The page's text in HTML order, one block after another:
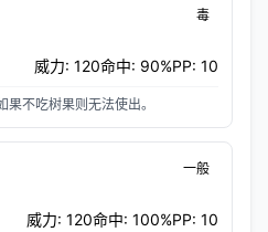
毒
威力: 120命中: 90%PP: 10
不吃树果则无法使出。
一般
威力: 120命中: 100%PP: 10